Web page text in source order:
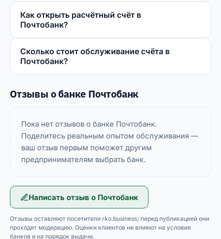
Как открыть расчётный счёт в
Почтобанк?
Сколько стоит обслуживание счёта в
Почтобанк?
Отзывы о банке Почтобанк
Пока нет отзывов о банке Почтобанк.
Поделитесь реальным опытом обслуживания —
ваш отзыв первым поможет другим
предпринимателям выбрать банк.
Написать отзыв о Почтобанк
Отзывы оставляют посетители rko.business; перед публикацией они
проходят модерацию. Оценки клиентов не влияют на условия
банков и на порядок выдачи.